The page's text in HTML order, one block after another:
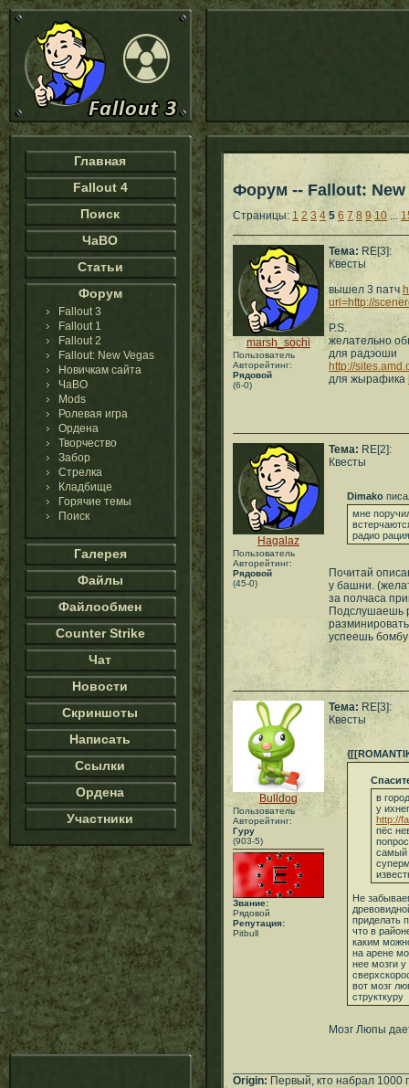
Главная
Fallout 4
Поиск
ЧаВО
Статьи
Форум
Fallout 3
Fallout 1
Fallout 2
Fallout: New Vegas
Новичкам сайта
ЧаВО
Mods
Ролевая игра
Ордена
Творчество
Забор
Стрелка
Кладбище
Горячие темы
Поиск
Галерея
Файлы
Файлообмен
Counter Strike
Чат
Новости
Скриншоты
Написать
Ссылки
Ордена
Участники
Форум -- Fallout: New
Страницы: 1 2 3 4 5 6 7 8 9 10 ...
marsh_sochi
Пользователь
Авторейтинг:
Рядовой
(6-0)
Тема: RE[3]:
Квесты
вышел 3 патч
url=http://
P.S.
желательно
для радэоши
http://
для жырафика
Hagalaz
Пользователь
Авторейтинг:
Рядовой
(45-0)
Тема: RE[2]:
Квесты
Dimako
мне
радио
Почитай
у башни.
за полчаса
Подслушаешь
успеешь бомбу
Bulldog
Пользователь
Авторейтинг:
Гуру
(903-5)
Звание:
Рядовой
Репутация:
Pitbull
Тема: RE[3]:
Квесты
в
у
http://
пёс
самый
Не
приделать
что в
каким
на арене
нее мозги у
вот мозг
структкуру
Мозг Люпы
Origin: Первый, кто набрал 1000